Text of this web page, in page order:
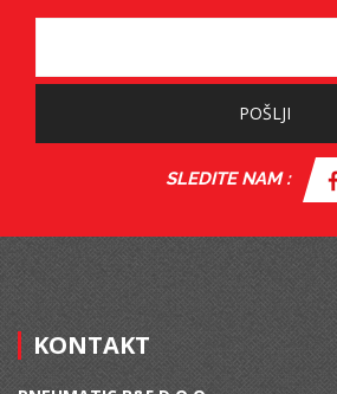
POŠLJI
SLEDITE NAM :
KONTAKT